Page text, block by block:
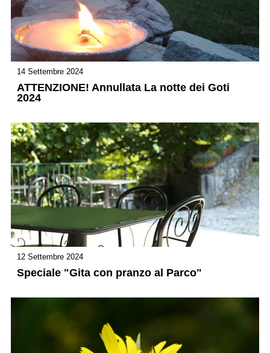
14 Settembre 2024
ATTENZIONE! Annullata La notte dei Goti
2024
12 Settembre 2024
Speciale "Gita con pranzo al Parco"